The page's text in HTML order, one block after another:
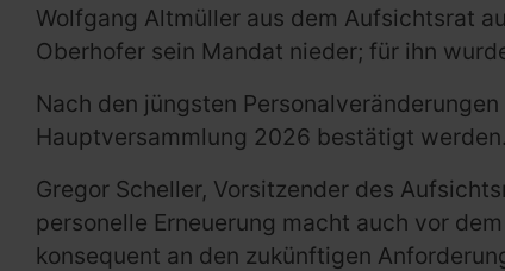
Wolfgang Altmüller aus dem Aufsichtsrat
Oberhofer sein Mandat nieder; für ihn
Nach den jüngsten
Hauptversammlung 2026 bestätigt
Gregor Scheller, Vorsitzender des
personelle Erneuerung macht auch vor
konsequent an den zukünftigen